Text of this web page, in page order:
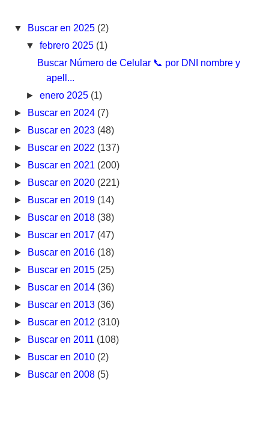
▼ Buscar en 2025 (2)
▼ febrero 2025 (1)
Buscar Número de Celular 📞 por DNI nombre y
apell...
► enero 2025 (1)
► Buscar en 2024 (7)
► Buscar en 2023 (48)
► Buscar en 2022 (137)
► Buscar en 2021 (200)
► Buscar en 2020 (221)
► Buscar en 2019 (14)
► Buscar en 2018 (38)
► Buscar en 2017 (47)
► Buscar en 2016 (18)
► Buscar en 2015 (25)
► Buscar en 2014 (36)
► Buscar en 2013 (36)
► Buscar en 2012 (310)
► Buscar en 2011 (108)
► Buscar en 2010 (2)
► Buscar en 2008 (5)